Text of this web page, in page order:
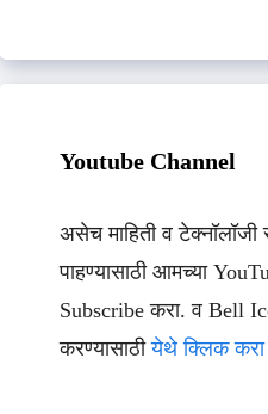
Youtube Channel
असेच माहिती व टेक्नॉलॉजी
पाहण्यासाठी आमच्या
Subscribe करा. व Bell
करण्यासाठीयेथे क्लिक करा